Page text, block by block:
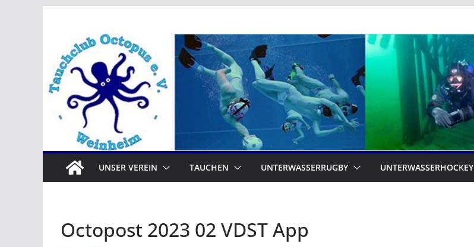
springen
UNSER VEREIN TAUCHEN UNTERWASSERRUGBY UNTERWASSERHOCKEY
Octopost 2023 02 VDST App